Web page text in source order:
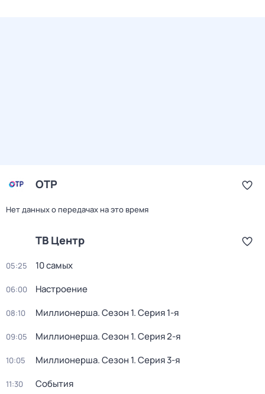
ОТР
Нет данных о передачах на это время
ТВ Центр
05:25 10 самых
06:00 Настроение
08:10 Миллионерша. Сезон 1. Серия 1-я
09:05 Миллионерша. Сезон 1. Серия 2-я
10:05 Миллионерша. Сезон 1. Серия 3-я
11:30 События